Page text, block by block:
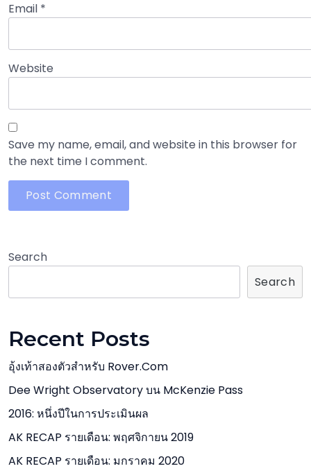
Email *
Website
Save my name, email, and website in this browser for
the next time I comment.
Search
Search
Recent Posts
อุ้งเท้าสองตัวสำหรับ Rover.com
Dee Wright Observatory บน McKenzie Pass
2016: หนึ่งปีในการประเมินผล
AK RECAP รายเดือน: พฤศจิกายน 2019
AK RECAP รายเดือน: มกราคม 2020